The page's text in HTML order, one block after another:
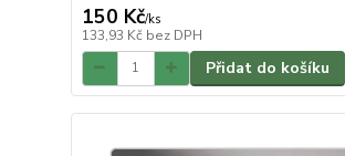
150 Kč/ks
133,93 Kč bez DPH
Přidat do košíku